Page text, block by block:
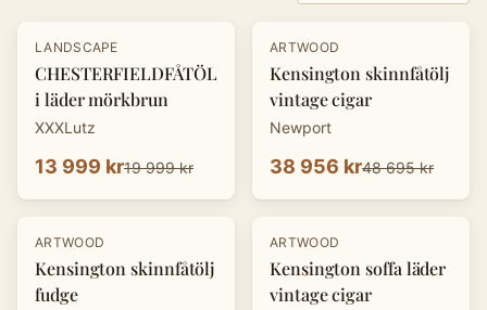
- 30%
LANDSCAPE
CHESTERFIELDFÅTÖLJ
i läder mörkbrun
XXXLutz
13 999 kr19 999 kr
-20%
ARTWOOD
Kensington skinnfåtölj
vintage cigar
Newport
38 956 kr48 695 kr
-20%
ARTWOOD
Kensington skinnfåtölj
fudge
-20%
ARTWOOD
Kensington soffa läder
vintage cigar